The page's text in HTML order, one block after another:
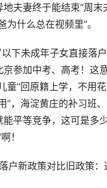
夫妻终于能结束“周末
为什么总在视频里”。
下未成年子女直接落
参加中考、高考！这
童”回原籍上学，不用
”，海淀黄庄的补习班
能平等竞争，这可是多
！
户新政策对比旧政策：